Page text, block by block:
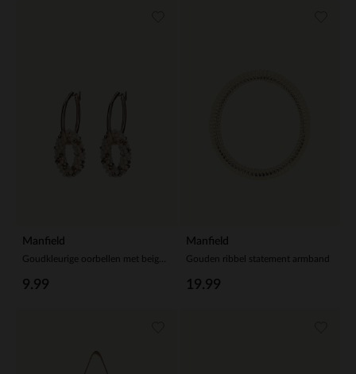
Manfield
9.99
Manfield
Gouden ribbel statement armband
19.99